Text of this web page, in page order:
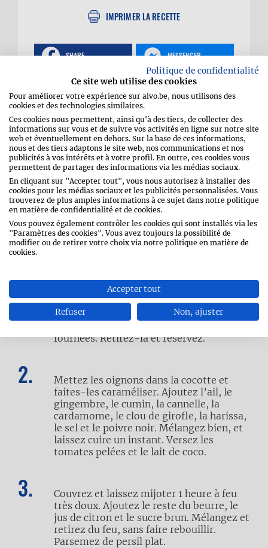
IMPRIMER LA RECETTE
SHARE MESSENGER
WHATSAPP EMAIL
PIN
Curry d’agneau épicé
Séchez bien la viande avec du papier
absorbant. Faites fondre la moitié du
beurre dans une cocotte à fond épais.
fournées. Retirez-la et réservez.
Mettez les oignons dans la cocotte et
faites-les caraméliser. Ajoutez l’ail, le
gingembre, le cumin, la cannelle, la
cardamome, le clou de girofle, la harissa,
le sel et le poivre noir. Mélangez bien, et
laissez cuire un instant. Versez les
tomates pelées et le lait de coco.
Couvrez et laissez mijoter 1 heure à feu
très doux. Ajoutez le reste du beurre, le
jus de citron et le sucre brun. Mélangez et
retirez du feu, sans faire rebouillir.
Parsemez de persil plat.
Politique de confidentialité
Ce site web utilise des cookies
Pour améliorer votre expérience sur alvo.be, nous utilisons des
cookies et des technologies similaires.
Ces cookies nous permettent, ainsi qu'à des tiers, de collecter des
informations sur vous et de suivre vos activités en ligne sur notre site
web et éventuellement en dehors. Sur la base de ces informations,
nous et des tiers adaptons le site web, nos communications et nos
publicités à vos intérêts et à votre profil. En outre, ces cookies vous
permettent de partager des informations via les médias sociaux.
En cliquant sur "Accepter tout", vous nous autorisez à installer des
cookies pour les médias sociaux et les publicités personnalisées. Vous
trouverez de plus amples informations à ce sujet dans notre politique
en matière de confidentialité et de cookies.
Vous pouvez également contrôler les cookies qui sont installés via les
"Paramètres des cookies". Vous avez toujours la possibilité de
modifier ou de retirer votre choix via notre politique en matière de
cookies.
Accepter tout
Refuser Non, ajuster